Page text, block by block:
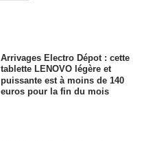
Arrivages Electro Dépot : cette
tablette LENOVO légère et
puissante est à moins de 140
euros pour la fin du mois